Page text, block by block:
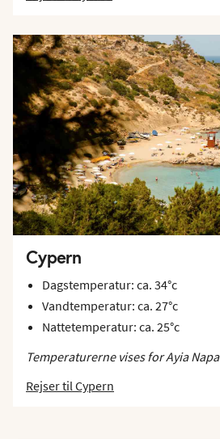
Cypern
Dagstemperatur: ca. 34°c
Vandtemperatur: ca. 27°c
Nattetemperatur: ca. 25°c
Temperaturerne vises for Ayia Napa
Rejser til Cypern